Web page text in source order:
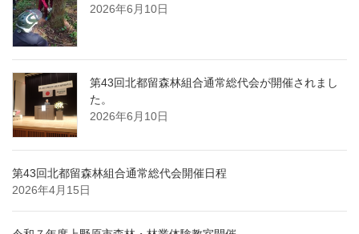
2026年6月10日
第43回北都留森林組合通常総代会が開催されまし
た。
2026年6月10日
第43回北都留森林組合通常総代会開催日程
2026年4月15日